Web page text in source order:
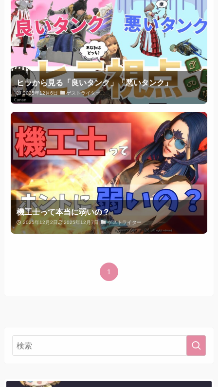
ヒラから見る「良いタンク」「悪いタンク」
2025年12月6日 ゲストライター
機工士って本当に弱いの？
2025年12月2日 2025年12月7日 ゲストライター
1